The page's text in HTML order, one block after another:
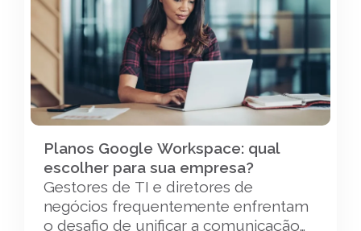
Planos Google Workspace: qual
escolher para sua empresa?
Gestores de TI e diretores de
negócios frequentemente enfrentam
o desafio de unificar a comunicação